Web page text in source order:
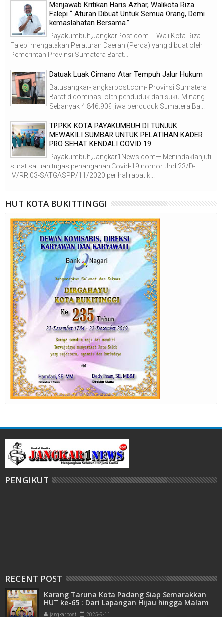
Menjawab Kritikan Haris Azhar, Walikota Riza
Falepi “ Aturan Dibuat Untuk Semua Orang, Demi
kemaslahatan Bersama.”
Payakumbuh,JangkarPost.com--- Wali Kota Riza
Falepi mengatakan Peraturan Daerah (Perda) yang dibuat oleh
Pemerintah Provinsi Sumatera Barat...
Datuak Luak Cimano Atar Tempuh Jalur Hukum
Batusangkar-jangkarpost.com- Provinsi Sumatera
Barat didominasi oleh penduduk dari suku Minang.
Sebanyak 4.846.909 jiwa penduduk Sumatera Ba...
TP.PKK KOTA PAYAKUMBUH DI TUNJUK
MEWAKILI SUMBAR UNTUK PELATIHAN KADER
PRO SEHAT KENDALI COVID 19
Payakumbuh,Jangkar1News.com— Menindaklanjuti
surat satuan tugas penanganan Covid-19 nomor Und.23/D-
IV/RR.03-SATGASPP/11/2020 perihal rapat k...
HUT KOTA BUKITTINGGI
PENGIKUT
RECENT POST
Karang Taruna Kota Padang Siap Semarakkan
HUT ke-65 : Dari Lapangan Hijau hingga Malam
Kebersamaan
jangkarpost 2025-9-11